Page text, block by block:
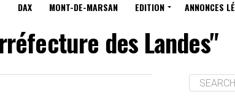
DAX MONT-DE-MARSAN EDITION ANNONCES
des Landes"